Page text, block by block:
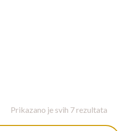
Prikazano je svih 7 rezultata